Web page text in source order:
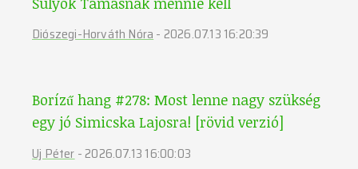
Diószegi-Horváth Nóra- 2026.07.13 16:20:39
Borízű hang #278: Most lenne nagy szükség
egy jó Simicska Lajosra! [rövid verzió]
Uj Péter- 2026.07.13 16:00:03